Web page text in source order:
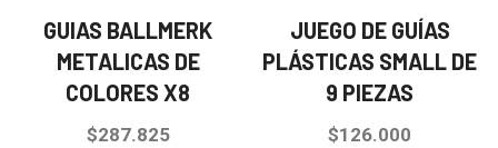
GUIAS BALLMERK
METALICAS DE
COLORES X8
$287.825
JUEGO DE GUÍAS
PLÁSTICAS SMALL DE
9 PIEZAS
$126.000